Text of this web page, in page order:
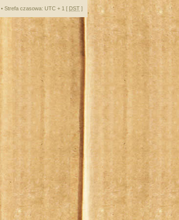
• Strefa czasowa: UTC + 1 [ DST ]